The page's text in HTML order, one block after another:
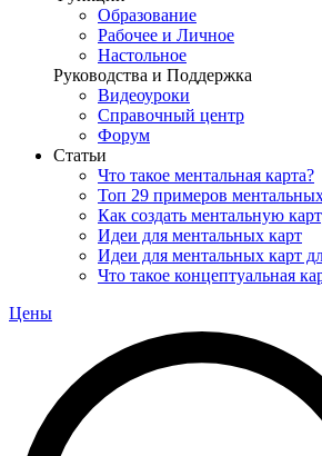
Образование
Рабочее и Личное
Настольное
Руководства и Поддержка
Видеоуроки
Справочный центр
Форум
Статьи
Что такое ментальная карта?
Топ 29 примеров
Как создать ментальную
Идеи для ментальных карт
Идеи для ментальных карт
Что такое концептуальная
Цены